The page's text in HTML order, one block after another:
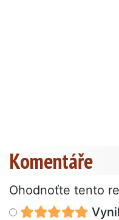
Komentáře
Ohodnoťte tento